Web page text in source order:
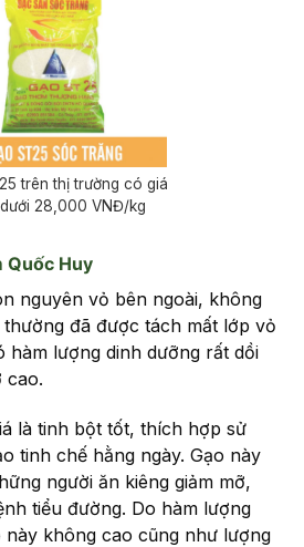
trên thị trường có giá
28,000 VNĐ/kg
Quốc Huy
nguyên vỏ bên ngoài, không
đã được tách mất lớp vỏ
hàm lượng dinh dưỡng rất dồi
cao.
là tinh bột tốt, thích hợp sử
tinh chế hằng ngày. Gạo này
người ăn kiêng giảm mỡ,
tiểu đường. Do hàm lượng
không cao cũng như lượng